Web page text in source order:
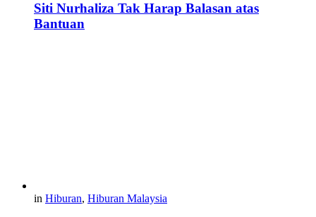
Siti Nurhaliza Tak Harap Balasan atas
Bantuan
in Hiburan, Hiburan Malaysia